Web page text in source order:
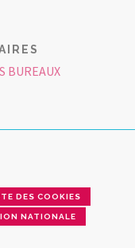
BUREAUX
DES COOKIES
NATIONALE